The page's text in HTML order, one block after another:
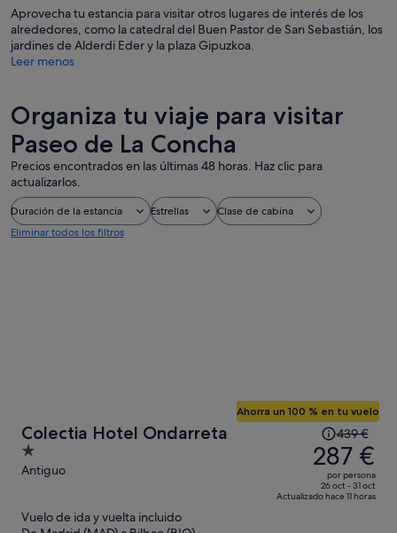
Aprovecha tu estancia para visitar otros lugares de interés de los
alrededores, como la catedral del Buen Pastor de San Sebastián, los
jardines de Alderdi Eder y la plaza Gipuzkoa.
Leer menos
Organiza tu viaje para visitar
Paseo de La Concha
Precios encontrados en las últimas 48 horas. Haz clic para
actualizarlos.
Duración de la estancia Estrellas
Clase de cabina
Eliminar todos los filtros
Colectia Hotel Ondarreta
1
out
Antiguo
Ahorra un 100 % en tu vuelo
El
precio
era
de
439 €,
439 €
287 €
por persona
26 oct - 31 oct
Actualizado hace 11 horas
Vuelo de ida y vuelta incluido